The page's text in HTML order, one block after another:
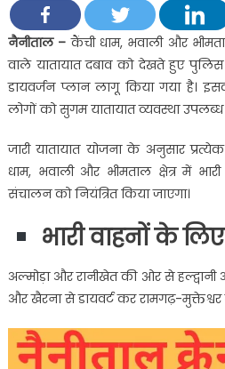
नैनीताल – कैंची धाम, भवाली और
वाले यातायात दबाव को देखते हुए पुलिस
डायवर्जन प्लान लागू किया गया है।
लोगों को सुगम यातायात व्यवस्था उपलब्ध
जारी यातायात योजना के अनुसार
धाम, भवाली और भीमताल क्षेत्र में
संचालन को नियंत्रित किया जाएगा।
भारी वाहनों के
अल्मोड़ा और रानीखेत की ओर से हल्द्वानी
और खैरना से डायवर्ट कर रामगढ़-मुक्तेश्वर